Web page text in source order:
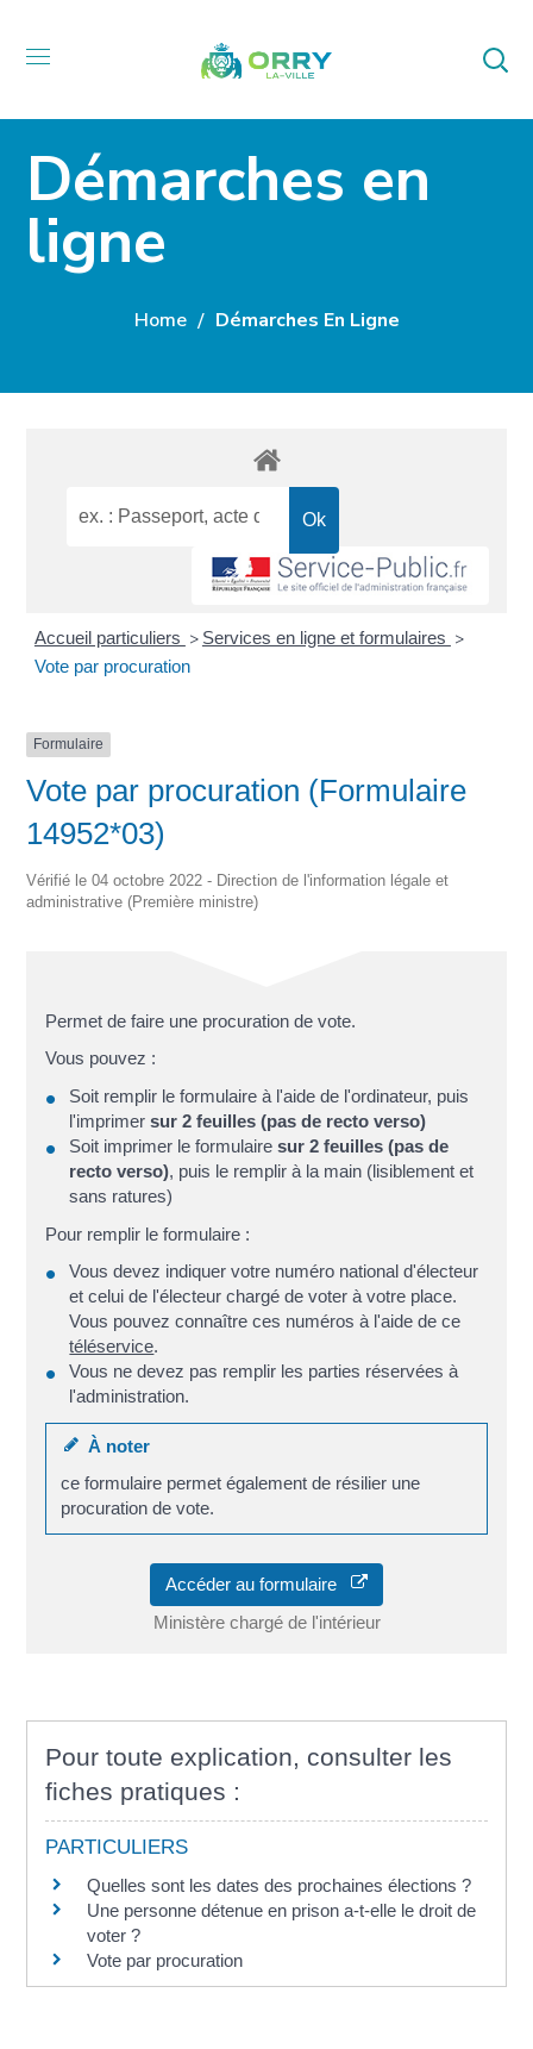
Démarches en
ligne
Home Démarches En Ligne
Accueil particuliers > Services en ligne et formulaires >
Vote par procuration
Formulaire
Vote par procuration (Formulaire
14952*03)
Vérifié le 04 octobre 2022 - Direction de l'information légale et
administrative (Première ministre)
Permet de faire une procuration de vote.
Vous pouvez :
Soit remplir le formulaire à l'aide de l'ordinateur, puis
l'imprimer sur 2 feuilles (pas de recto verso)
Soit imprimer le formulairesur 2 feuilles (pas de
recto verso), puis le remplir à la main (lisiblement et
sans ratures)
Pour remplir le formulaire :
Vous devez indiquer votre numéro national d'électeur
et celui de l'électeur chargé de voter à votre place.
Vous pouvez connaître ces numéros à l'aide de ce
téléservice.
Vous ne devez pas remplir les parties réservées à
l'administration.
À noter
ce formulaire permet également de résilier une
procuration de vote.
Accéder au formulaire
Ministère chargé de l'intérieur
Pour toute explication, consulter les
fiches pratiques :
PARTICULIERS
Quelles sont les dates des prochaines élections ?
Une personne détenue en prison a-t-elle le droit de
voter ?
Vote par procuration